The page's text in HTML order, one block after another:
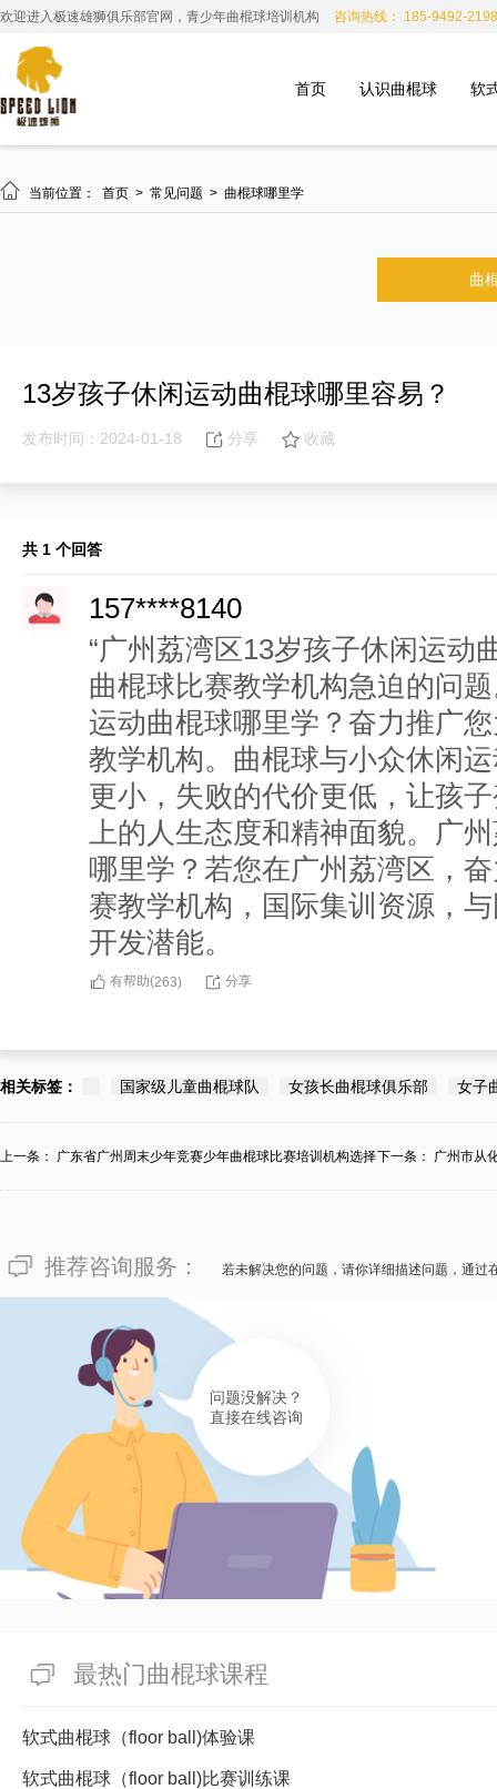
欢迎进入极速雄狮俱乐部官网，青少年曲棍球培训机构 咨询热线： 185-9492-2198
首页 认识曲棍球 软
 当前位置： 首页 > 常见问题 > 曲棍球哪里学
曲
13岁孩子休闲运动曲棍球哪里容易？
发布时间：2024-01-18 分享 收藏
共 1 个回答
157****8140
“广州荔湾区13岁孩子休闲运动
曲棍球比赛教学机构急迫的问
运动曲棍球哪里学？奋力推广
教学机构。曲棍球与小众休闲
更小，失败的代价更低，让孩
上的人生态度和精神面貌。广
哪里学？若您在广州荔湾区，
赛教学机构，国际集训资源，
开发潜能。
有帮助(263) 分享
相关标签： 国家级儿童曲棍球队 女孩长曲棍球俱乐部 女子
上一条： 广东省广州周末少年竞赛少年曲棍球比赛培训机构选择下一条： 广州市从
推荐咨询服务： 若未解决您的问题，请你详细描述问题，通过
问题没解决？
直接在线咨询
最热门曲棍球课程
软式曲棍球（floor ball)体验课
软式曲棍球（floor ball)比赛训练课